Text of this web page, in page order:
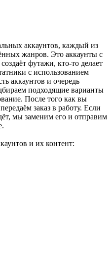
аккаунтов, каждый из
жанров. Это аккаунты с
футажи, кто-то делает
с использованием
аккаунтов и очередь
подходящие варианты
После того как вы
заказ в работу. Если
мы заменим его и отправим
и их контент: